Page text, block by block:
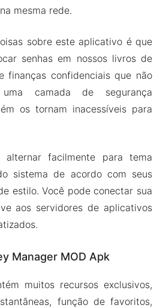
mesma rede.
sobre este aplicativo é que
senhas em nossos livros de
finanças confidenciais que não
camada de segurança
os tornam inacessíveis para
alternar facilmente para tema
sistema de acordo com seus
estilo. Você pode conectar sua
aos servidores de aplicativos
Manager MOD Apk
muitos recursos exclusivos,
função de favoritos,